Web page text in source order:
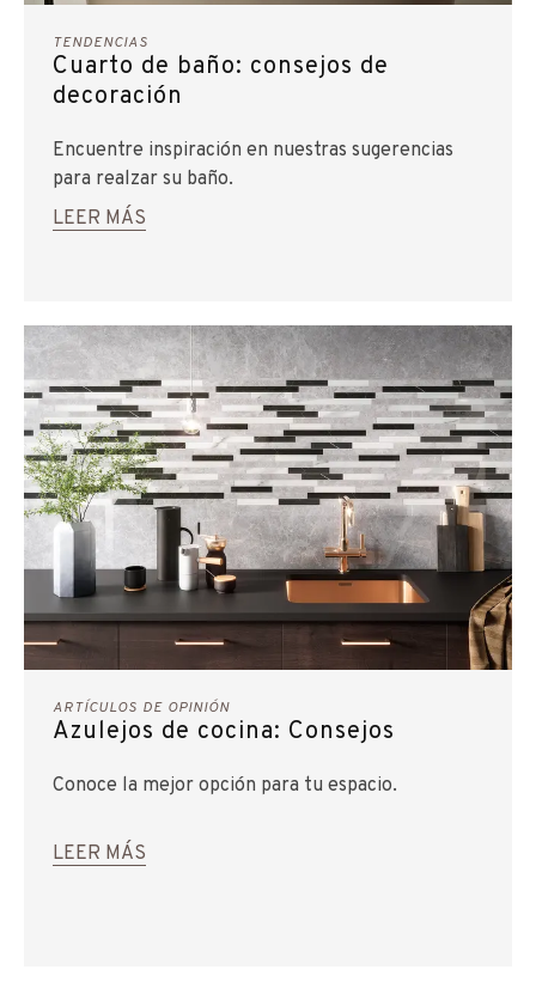
TENDENCIAS
Cuarto de baño: consejos de
decoración
Encuentre inspiración en nuestras sugerencias
para realzar su baño.
LEER MÁS
ARTÍCULOS DE OPINIÓN
Azulejos de cocina: Consejos
Conoce la mejor opción para tu espacio.
LEER MÁS